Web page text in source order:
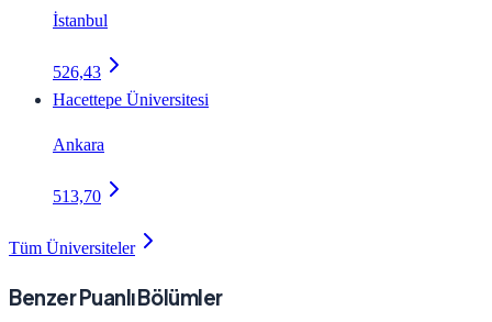
İstanbul
526,43
Hacettepe Üniversitesi
Ankara
513,70
Tüm Üniversiteler
Benzer Puanlı Bölümler